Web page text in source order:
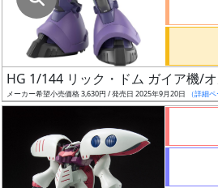
ア
ー
HG 1/144 リック・ドム ガイア機/オ
メーカー希望小売価格 3,630円 / 発売日 2025年9月20日 （詳細ペ